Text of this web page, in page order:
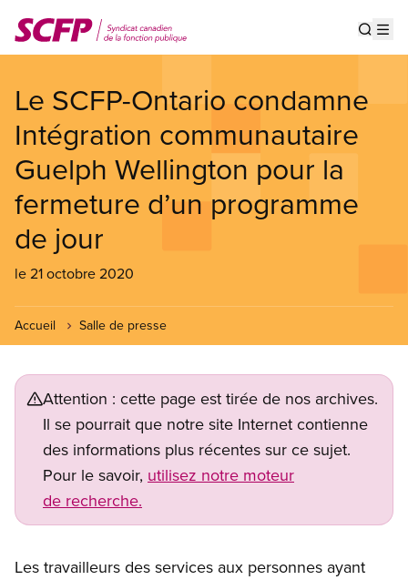
au
contenu
Le SCFP-Ontario condamne
Intégration communautaire
Guelph Wellington pour la
fermeture d’un programme
de jour
le 21 octobre 2020
Accueil Salle de presse
Attention : cette page est tirée de nos archives.
Il se pourrait que notre site Internet contienne
des informations plus récentes sur ce sujet.
Pour le savoir, utilisez notre moteur
de recherche.
Les travailleurs des services aux personnes ayant